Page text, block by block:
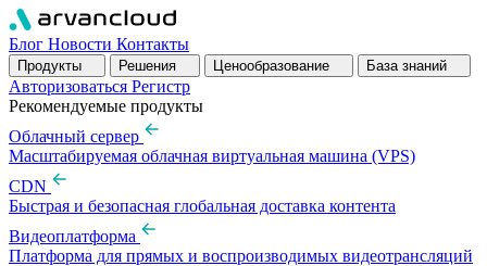
Блог Новости Контакты
Продукты Решения Ценообразование База знаний
Авторизоваться Pегистр
Рекомендуемые продукты
Облачный сервер
Масштабируемая облачная виртуальная машина (VPS)
CDN
Быстрая и безопасная глобальная доставка контента
Видеоплатформа
Платформа для прямых и воспроизводимых видеотрансляций